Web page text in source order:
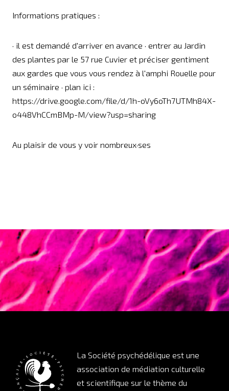
Informations pratiques :
· il est demandé d'arriver en avance · entrer au Jardin
des plantes par le 57 rue Cuvier et préciser gentiment
aux gardes que vous vous rendez à l'amphi Rouelle pour
un séminaire · plan ici :
https://drive.google.com/file/d/1h-oVy6oTh7UTMh84X-
o448VhCCmBMp-M/view?usp=sharing
Au plaisir de vous y voir nombreux·ses
La Société psychédélique est une
association de médiation culturelle
et scientifique sur le thème du